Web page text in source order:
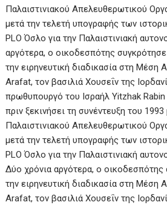
πριν ξεκινήσει τη συνέντευξη του
Παλαιστινιακού Απελευθερωτικού
μετά την τελετή υπογραφής των
PLO Όσλο για την Παλαιστινιακή
Δύο χρόνια αργότερα, ο οικοδεσπότης
την ειρηνευτική διαδικασία στη Μέση
Arafat, τον βασιλιά Χουσεΐν της